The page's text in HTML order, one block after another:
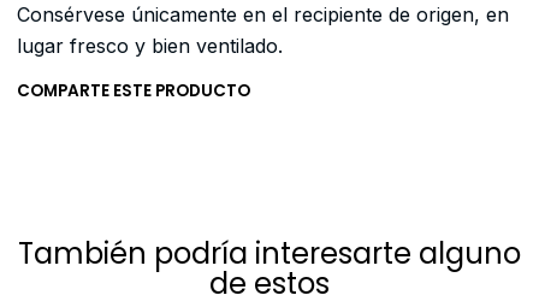
Consérvese únicamente en el recipiente de origen, en
lugar fresco y bien ventilado.
COMPARTE ESTE PRODUCTO
También podría interesarte alguno
de estos